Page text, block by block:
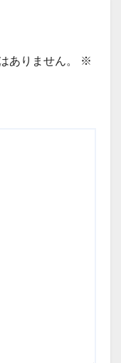
ありません。
※